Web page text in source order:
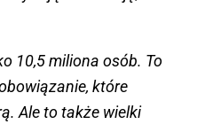
10,5 miliona osób. To
które
Ale to także wielki